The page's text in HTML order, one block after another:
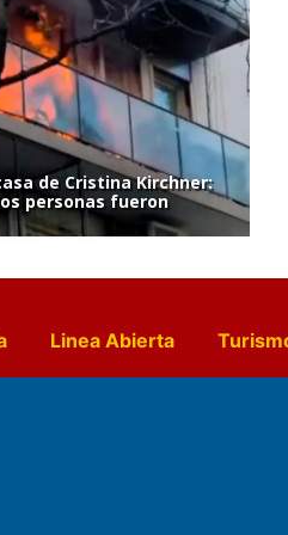
de Cristina Kirchner:
personas fueron
Linea Abierta